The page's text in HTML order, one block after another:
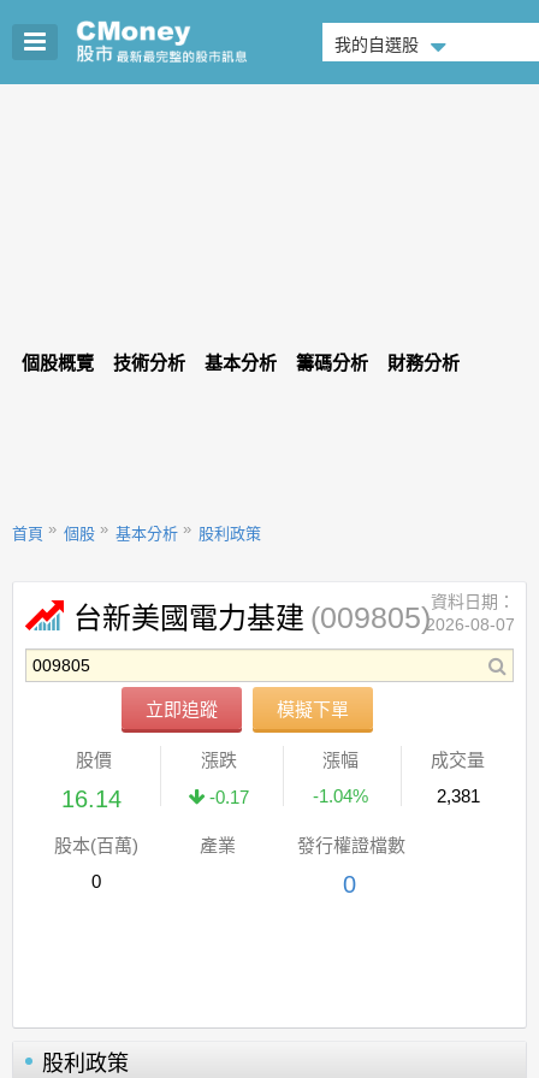
我的自選股
個股概覽 技術分析 基本分析 籌碼分析 財務分析
首頁 個股 基本分析 股利政策
台新美國電力基建 (009805)
立即追蹤 模擬下單
資料日期：
2026-08-07
股價
16.14
漲跌
-0.17
漲幅
-1.04%
成交量
2,381
股本(百萬)
0
產業 發行權證檔數
0
股利政策